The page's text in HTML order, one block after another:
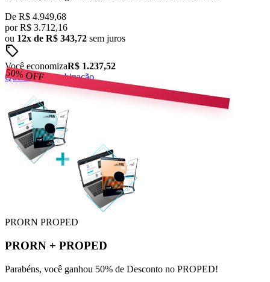
De R$ 4.949,68
por R$ 3.712,16
ou 12x de R$ 343,72 sem juros
sell
Você economizaR$ 1.237,52
Quero esta combinação
50%OFF
PRORN PROPED
PRORN + PROPED
Parabéns, você ganhou 50% de Desconto no PROPED!